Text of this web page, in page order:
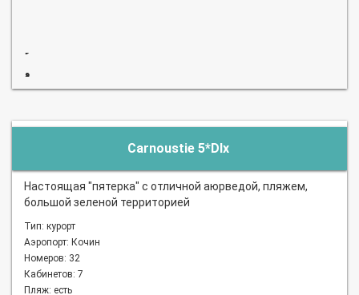
Carnoustie 5*Dlx
Настоящая "пятерка" с отличной аюрведой, пляжем,
большой зеленой территорией
Тип: курорт
Аэропорт: Кочин
Номеров: 32
Кабинетов: 7
Пляж: есть